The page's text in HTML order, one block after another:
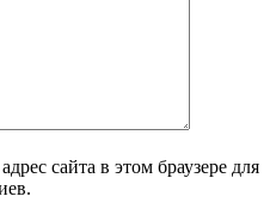
сайта в этом браузере для